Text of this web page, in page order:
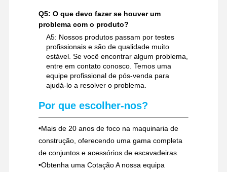
Q5: O que devo fazer se houver um
problema com o produto?
A5: Nossos produtos passam por testes
profissionais e são de qualidade muito
estável. Se você encontrar algum problema,
entre em contato conosco. Temos uma
equipe profissional de pós-venda para
ajudá-lo a resolver o problema.
Por que escolher-nos?
•Mais de 20 anos de foco na maquinaria de
construção, oferecendo uma gama completa
de conjuntos e acessórios de escavadeiras.
•Obtenha uma Cotação A nossa equipa